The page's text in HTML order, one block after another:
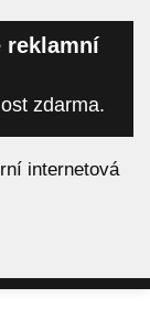
reklamní
zdarma.
internetová